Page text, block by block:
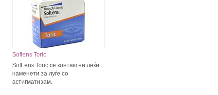
Soflens Toric
SofLens Toric се контактни леќи
наменети за луѓе со
астигматизам.